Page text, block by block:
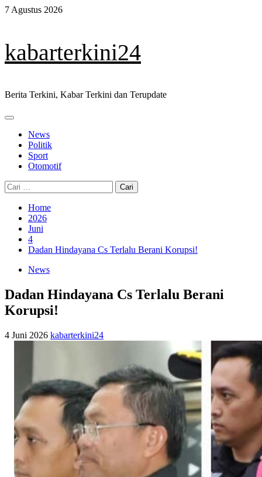
Skip
7 Agustus 2026
kabarterkini24
Berita Terkini, Kabar Terkini dan Terupdate
Primary
News
Politik
Sport
Otomotif
Cari
untuk:
Home
2026
Juni
4
Dadan Hindayana Cs Terlalu Berani Korupsi!
News
Dadan Hindayana Cs Terlalu Berani
Korupsi!
4 Juni 2026 kabarterkini24